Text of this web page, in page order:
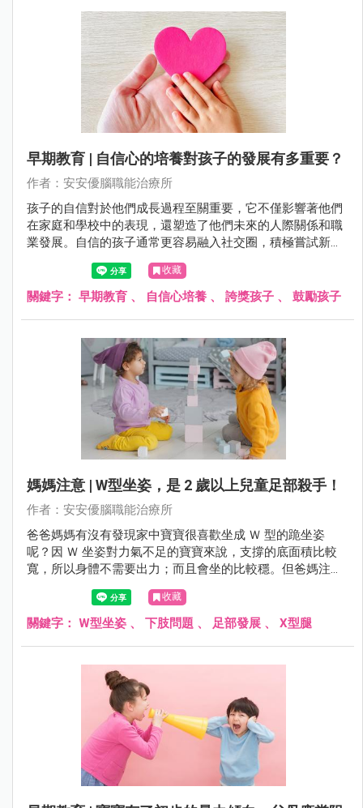
早期教育 | 自信心的培養對孩子的發展有多重要？
作者：安安優腦職能治療所
孩子的自信對於他們成長過程至關重要，它不僅影響著他們
在家庭和學校中的表現，還塑造了他們未來的人際關係和職
業發展。自信的孩子通常更容易融入社交圈，積極嘗試新事
物，並擁有更積極的心態面對挑戰。相反，缺乏自信的孩子
可能會陷入自我懷疑和消極情緒中，影響他們的全面成長。
收藏
關鍵字： 早期教育 、 自信心培養 、 誇獎孩子 、 鼓勵孩子
媽媽注意 | W型坐姿，是 2 歲以上兒童足部殺手！
作者：安安優腦職能治療所
爸爸媽媽有沒有發現家中寶寶很喜歡坐成 Ｗ 型的跪坐姿
呢？因 Ｗ 坐姿對力氣不足的寶寶來說，支撐的底面積比較
寬，所以身體不需要出力；而且會坐的比較穩。但爸媽注意
了，這樣的坐姿可能對往後的發展有礙！
收藏
關鍵字： W型坐姿 、 下肢問題 、 足部發展 、 X型腿